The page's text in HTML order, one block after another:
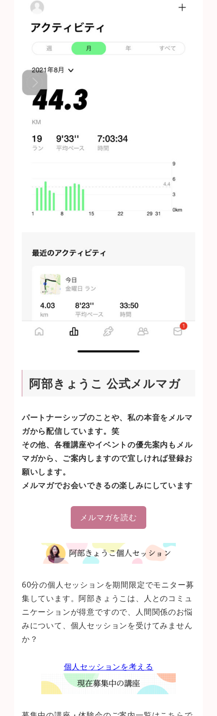
阿部きょうこ 公式メルマガ
パートナーシップのことや、私の本音をメルマ
ガから配信しています。笑
その他、各種講座やイベントの優先案内もメル
マガから、ご案内しますので宜しければ登録お
願いします。
メルマガでお会いできるの楽しみにしています
メルマガを読む
60分の個人セッションを期間限定でモニター募
集しています。阿部きょうこは、人とのコミュ
ニケーションが得意ですので、人間関係のお悩
みについて、個人セッションを受けてみません
か？
個人セッションを考える